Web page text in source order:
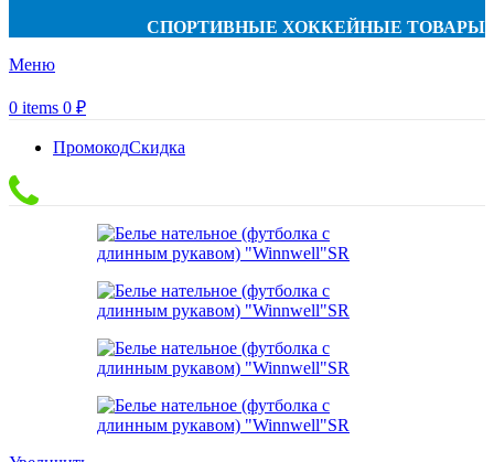
СПОРТИВНЫЕ ХОККЕЙНЫЕ ТОВАРЫ
Меню
0 items 0 ₽
ПромокодСкидка